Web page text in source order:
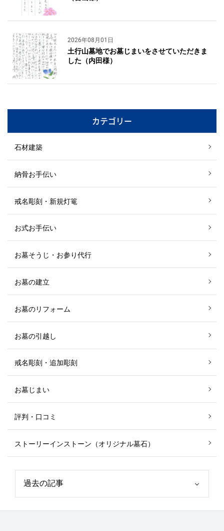
2026年08月01日
土行山墓地でお墓じまいをさせていただきま
した（内田様）
カテゴリー
石材建築
納骨お手伝い
戒名彫刻・新規灯篭
お式お手伝い
お墓そうじ・お参り代行
お墓の建立
お墓のリフォーム
お墓の引越し
戒名彫刻・追加彫刻
お墓じまい
評判・口コミ
ストーリーインストーン（オリジナル墓石）